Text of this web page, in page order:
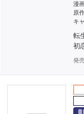
漫
原
キ
転
初
発